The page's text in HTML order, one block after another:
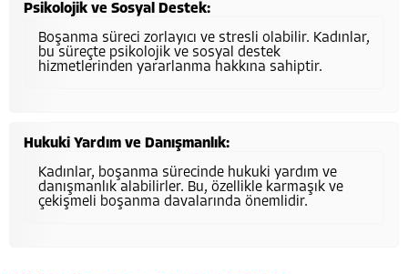
Psikolojik ve Sosyal Destek:
Boşanma süreci zorlayıcı ve stresli olabilir. Kadınlar,
bu süreçte psikolojik ve sosyal destek
hizmetlerinden yararlanma hakkına sahiptir.
Hukuki Yardım ve Danışmanlık:
Kadınlar, boşanma sürecinde hukuki yardım ve
danışmanlık alabilirler. Bu, özellikle karmaşık ve
çekişmeli boşanma davalarında önemlidir.